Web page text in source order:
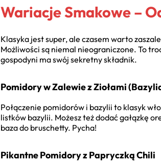
Wariacje Smakowe –
Klasyka jest super, ale czasem warto
Możliwości są niemal nieograniczone. To
gospodyni ma swój sekretny składnik.
Pomidory w Zalewie z Ziołami
Połączenie pomidorów i bazylii to klasyk
listków bazylii. Możesz też dodać gałązkę
baza do bruschetty. Pycha!
Pikantne Pomidory z Papryczką Chili